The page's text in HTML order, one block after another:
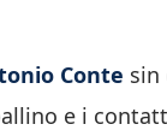
Conte sin
e i